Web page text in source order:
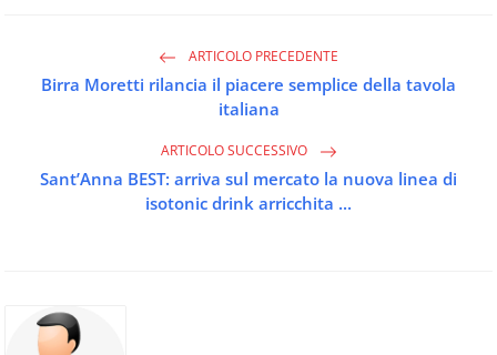
ARTICOLO PRECEDENTE
Birra Moretti rilancia il piacere semplice della tavola
italiana
ARTICOLO SUCCESSIVO
Sant’Anna BEST: arriva sul mercato la nuova linea di
isotonic drink arricchita ...